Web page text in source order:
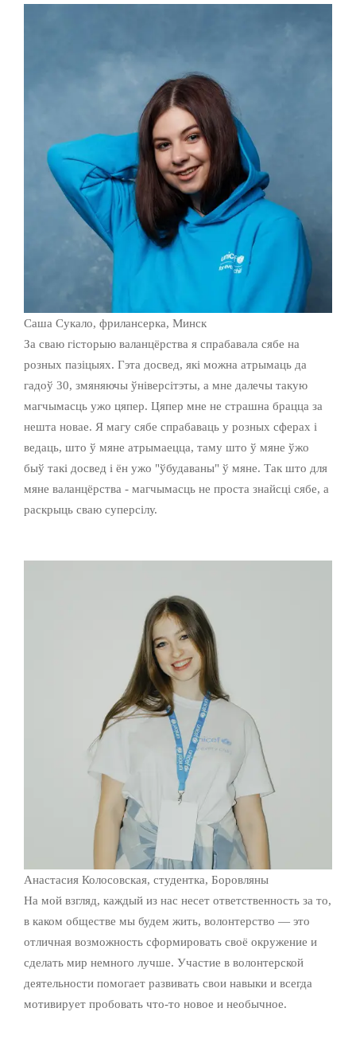
Саша Сукало, фрилансерка, Минск
За сваю гісторыю валанцёрства я спрабавала сябе на
розных пазіцыях. Гэта досвед, які можна атрымаць да
гадоў 30, змяняючы ўніверсітэты, а мне далечы такую
магчымасць ужо цяпер. Цяпер мне не страшна брацца за
нешта новае. Я магу сябе спрабаваць у розных сферах і
ведаць, што ў мяне атрымаецца, таму што ў мяне ўжо
быў такі досвед і ён ужо "ўбудаваны" ў мяне. Так што для
мяне валанцёрства - магчымасць не проста знайсці сябе, а
раскрыць сваю суперсілу.
Анастасия Колосовская, студентка, Боровляны
На мой взгляд, каждый из нас несет ответственность за то,
в каком обществе мы будем жить, волонтерство — это
отличная возможность сформировать своё окружение и
сделать мир немного лучше. Участие в волонтерской
деятельности помогает развивать свои навыки и всегда
мотивирует пробовать что-то новое и необычное.